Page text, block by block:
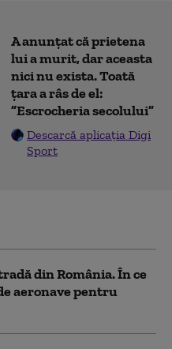
A anunțat că prietena
lui a murit, dar aceasta
nici nu exista. Toată
țara a râs de el:
”Escrocheria secolului”
Descarcă aplicația Digi
Sport
din România. În ce
aeronave pentru